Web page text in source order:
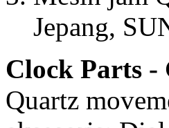
Jepang,
Clock Parts -
Quartz